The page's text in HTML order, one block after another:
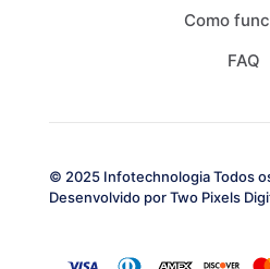
Como
FAQ
© 2025 Infotechnologia Todos
Desenvolvido porTwo Pixels